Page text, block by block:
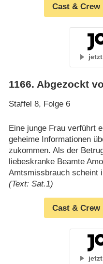
Cast & Crew
1166. Abgezockt
Staffel 8, Folge 6
Eine junge Frau verführt
geheime Informationen
zukommen. Als der
liebeskranke Beamte
Amtsmissbrauch scheint
(Text: Sat.1)
Cast & Crew